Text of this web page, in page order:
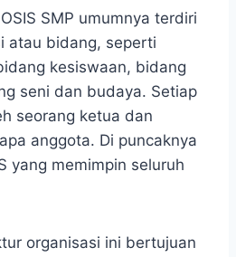
SMP umumnya terdiri
atau bidang, seperti
kesiswaan, bidang
seni dan budaya. Setiap
seorang ketua dan
anggota. Di puncaknya
yang memimpin seluruh
organisasi ini bertujuan